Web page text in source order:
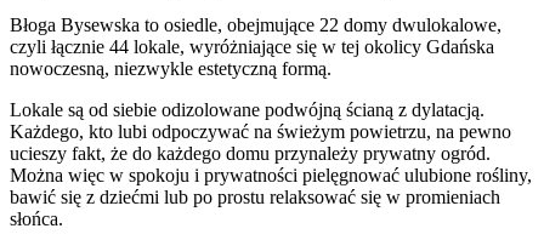
Błoga Bysewska to osiedle, obejmujące 22 domy dwulokalowe,
czyli łącznie 44 lokale, wyróżniające się w tej okolicy Gdańska
nowoczesną, niezwykle estetyczną formą.
Lokale są od siebie odizolowane podwójną ścianą z dylatacją.
Każdego, kto lubi odpoczywać na świeżym powietrzu, na pewno
ucieszy fakt, że do każdego domu przynależy prywatny ogród.
Można więc w spokoju i prywatności pielęgnować ulubione rośliny,
bawić się z dziećmi lub po prostu relaksować się w promieniach
słońca.